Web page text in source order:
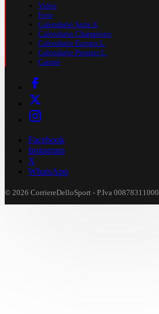
Video
Foto
Calendario Serie A
Calendario Champions
Calendario Europa L.
Calendario Premier L.
Casinò
Facebook
Instagram
X
WhatsApp
© 2026 CorriereDelloSport - P.Iva 00878311000